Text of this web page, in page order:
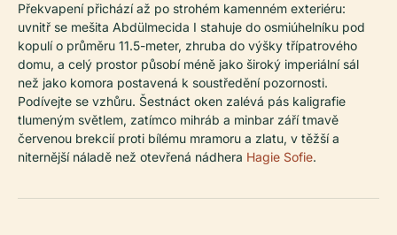
Překvapení přichází až po strohém kamenném exteriéru:
uvnitř se mešita Abdülmecida I stahuje do osmiúhelníku pod
kopulí o průměru 11.5-meter, zhruba do výšky třípatrového
domu, a celý prostor působí méně jako široký imperiální sál
než jako komora postavená k soustředění pozornosti.
Podívejte se vzhůru. Šestnáct oken zalévá pás kaligrafie
tlumeným světlem, zatímco mihráb a minbar září tmavě
červenou brekcií proti bílému mramoru a zlatu, v těžší a
niternější náladě než otevřená nádhera Hagie Sofie.